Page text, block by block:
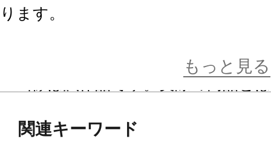
ります。
※本製品は再生産品となります。
※本製品はお客様ご自身で組み立て
もっと見る
関連キーワード